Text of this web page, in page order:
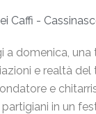
Caffi -
a domenica,
e realtà
e
in un